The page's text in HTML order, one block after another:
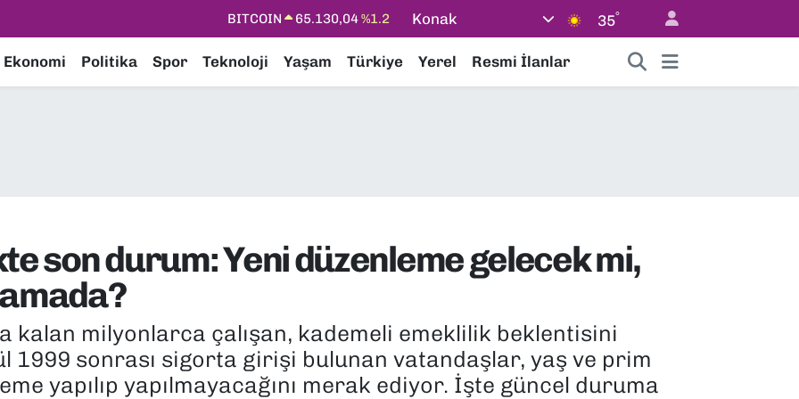
DOLAR 47,7106%0.17
STERLİN
64,4046%0.35
Konak 35°
Ekonomi Politika Spor Teknoloji Yaşam Türkiye Yerel Resmi İlanlar
son durum: Yeni düzenleme gelecek mi,
kalan milyonlarca çalışan, kademeli emeklilik beklentisini
1999 sonrası sigorta girişi bulunan vatandaşlar, yaş ve prim
yapılıp yapılmayacağını merak ediyor. İşte güncel duruma